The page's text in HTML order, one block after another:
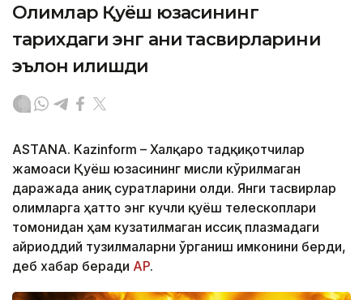
Олимлар Қуёш юзасининг
тарихдаги энг аниқ тасвирларини
эълон қилишди
ASTANА. Kazinform – Халқаро тадқиқотчилар
жамоаси Қуёш юзасининг мисли кўрилмаган
даражада аниқ суратларини олди. Янги тасвирлар
олимларга ҳатто энг кучли қуёш телескоплари
томонидан ҳам кузатилмаган иссиқ плазмадаги
ғайриоддий тузилмаларни ўрганиш имконини берди,
деб хабар беради АP.